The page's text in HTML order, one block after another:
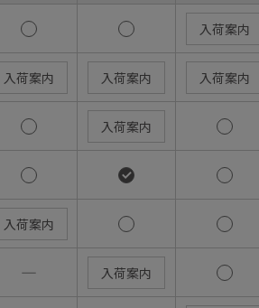
入荷案内
入荷案内 入荷案内 入荷案内
入荷案内
入荷案内
― 入荷案内